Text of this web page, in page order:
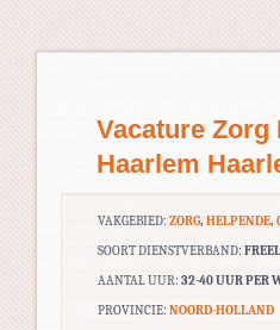
Vacature Zorg
Haarlem
VAKGEBIED: ZORG, HELPENDE,
SOORT DIENSTVERBAND:
AANTAL UUR: 32-40 UUR PER
PROVINCIE: NOORD-HOLLAND